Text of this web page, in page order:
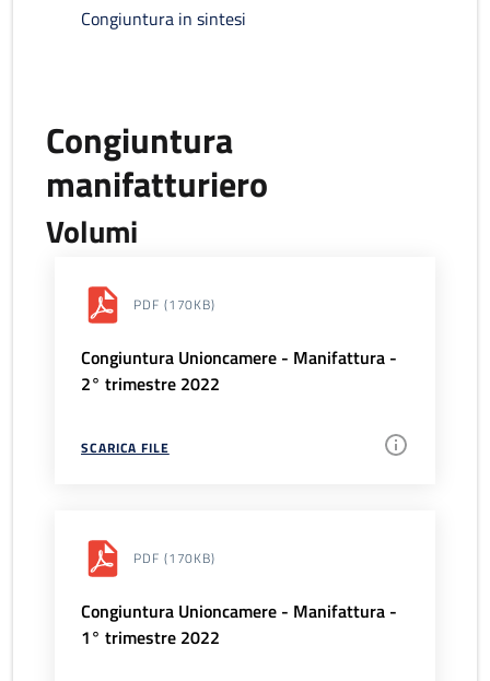
Congiuntura in sintesi
Congiuntura
manifatturiero
Volumi
PDF (170KB)
Congiuntura Unioncamere - Manifattura -
2° trimestre 2022
SCARICA FILE
PDF (170KB)
Congiuntura Unioncamere - Manifattura -
1° trimestre 2022